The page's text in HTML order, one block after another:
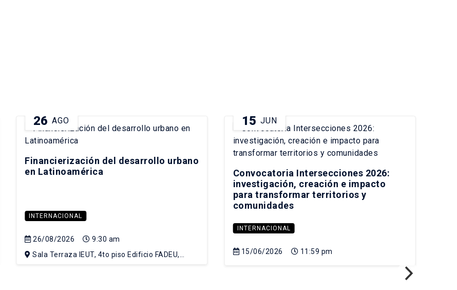
26 AGO
Financierización del desarrollo urbano
en Latinoamérica
INTERNACIONAL
26/08/2026
9:30 am
Sala Terraza IEUT, 4to piso Edificio FADEU,
15 JUN
Convocatoria Intersecciones 2026:
investigación, creación e impacto
para transformar territorios y
comunidades
INTERNACIONAL
15/06/2026 11:59 pm